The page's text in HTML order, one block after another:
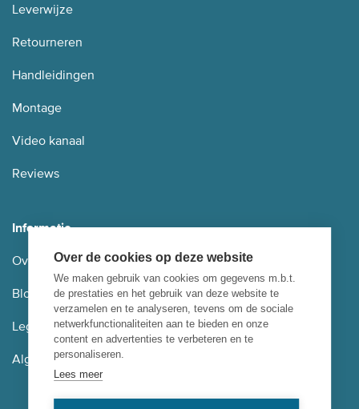
Over de cookies op deze website
We maken gebruik van cookies om gegevens m.b.t.
de prestaties en het gebruik van deze website te
verzamelen en te analyseren, tevens om de sociale
netwerkfunctionaliteiten aan te bieden en onze
content en advertenties te verbeteren en te
personaliseren.
Lees meer
Leverwijze
Retourneren
Handleidingen
Montage
Video kanaal
Reviews
Informatie
Over ons
Blog
Legal notice & privacybeleid
Algemene voorwaarden